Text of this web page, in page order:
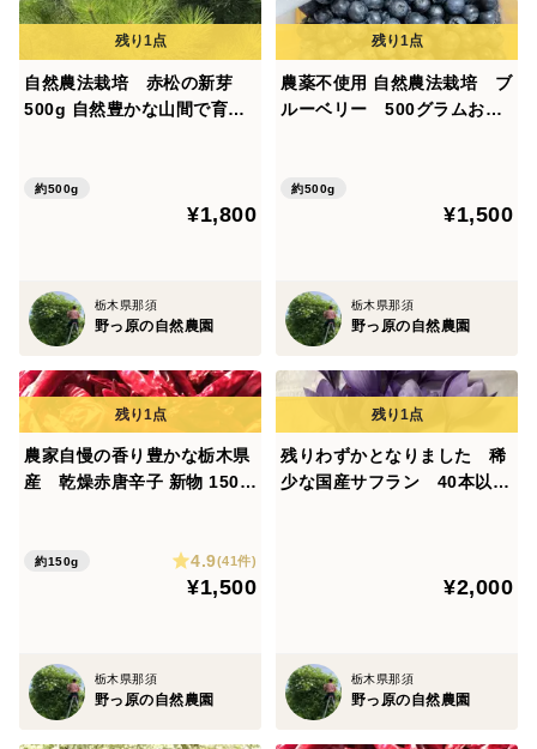
揚げ粉をさっとまぶしてポテトフライにしても
美味しいです。
私たちはシェーキーズの厚切りのポテトフライが好きで
よくやります。
その他、皆様色々な料理で男爵いもを楽しんでいただけ
常温保存可能です。
そのまま風通しのいいところ日陰においておけば、皮に
厚みが出て普通のジャガイモになります。
鮮度を保つため、掘り立て土付きのままお送りいたしま
ております。
自然農法栽培 赤松の新芽
500g 自然豊かな山間で育っ
茶・酵素シロップ・松葉酒・
約500g
¥1,800
栃木県那須
野っ原の自然農園
農薬不使用 自然農法栽培 ブ
ルーベリー 500グラムお届
約500g
¥1,500
栃木県那須
野っ原の自然農園
農家自慢の香り豊かな栃木県
産 乾燥赤唐辛子 新物 150g
約150g 4.9(41件)
¥1,500
栃木県那須
野っ原の自然農園
残りわずかとなりました 稀
少な国産サフラン 40本以上
¥2,000
栃木県那須
野っ原の自然農園